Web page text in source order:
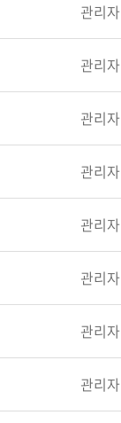
관리자
관리자
관리자
관리자
관리자
관리자
관리자
관리자